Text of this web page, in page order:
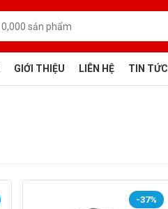
GIỚI THIỆU LIÊN HỆ TIN TỨC
-37%